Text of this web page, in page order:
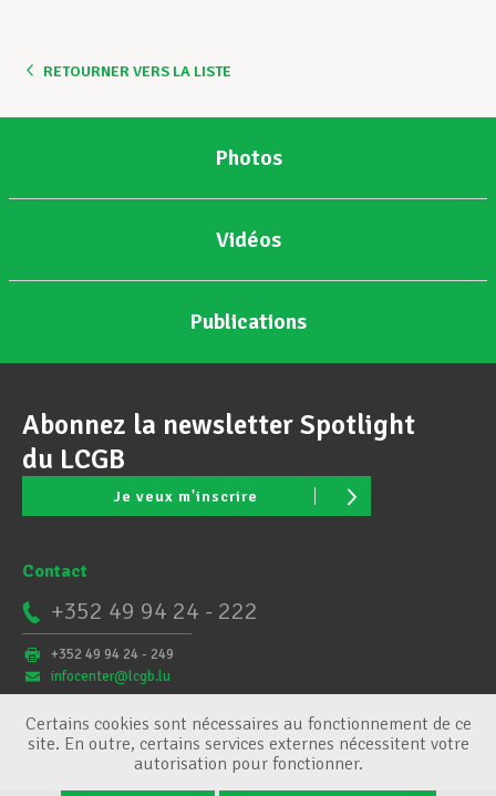
RETOURNER VERS LA LISTE
Photos
Vidéos
Publications
Abonnez la newsletter Spotlight
du LCGB
Je veux m'inscrire
Contact
+352 49 94 24 - 222
+352 49 94 24 - 249
infocenter@lcgb.lu
Certains cookies sont nécessaires au fonctionnement de ce
site. En outre, certains services externes nécessitent votre
autorisation pour fonctionner.